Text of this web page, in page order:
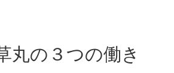
丸の３つの働き